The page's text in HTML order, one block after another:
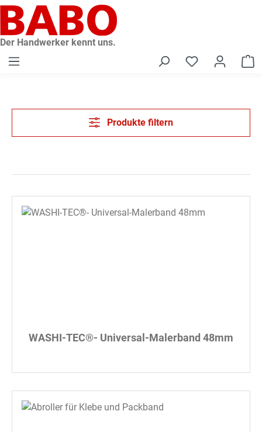
springen
Der Handwerker kennt uns.
Produkte filtern
WASHI-TEC®- Universal-Malerband 48mm